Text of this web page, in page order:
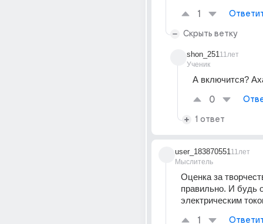
1
Скрыть ветку
shon_251
Ученик
11лет
А включится?
0
1 ответ
user_183870551
Мыслитель
11лет
Оценка за
правильно. И будь
электрическим
1